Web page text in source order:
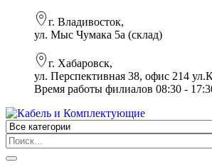
г. Владивосток,
ул. Мыс Чумака 5а (склад)
г. Хабаровск,
ул. Перспективная 38, офис 214
Время работы филиалов 08:30 -